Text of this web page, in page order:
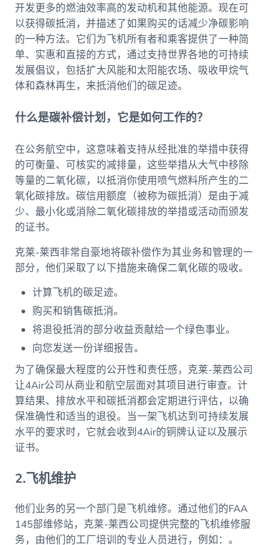
开发更多的燃油效率高的发动机和其他能源。现在可
以获得碳抵消，并描述了如果购买的话减少净碳影响
的一种方法。它们为飞机所有者和乘客提供了一种简
单、实惠和直接的方式，通过支持世界各地的可持续
发展倡议，包括扩大风能和太阳能农场、吸收甲烷气
体和森林再生，来抵消他们的碳足迹。
什么是碳补偿计划，它是如何工作的？
在公务航空中，这意味着支持从经批准的举措中获得
的可衡量、可核实的减排量，这些举措从大气中移除
等量的二氧化碳，以抵消你使用喷气燃料所产生的二
氧化碳排放。碳信用额度（被称为碳抵消）是由于减
少、最小化或消除二氧化碳排放的举措或活动而颁发
的证书。
克莱-莱西非常自豪地将碳补偿作为其业务和管理的一
部分，他们采取了以下措施来确保二氧化碳的吸收。
计算飞机的碳足迹。
购买和销售碳抵消。
将退役抵消的部分收益贡献给一个绿色事业。
向您发送一份详细报告。
为了确保最大程度的公开性和责任感，克莱-莱西公司
让4Air公司从商业和航空层面对其项目进行审查。计
算结果、排放水平和碳抵消都会定期进行评估，以确
保准确性和适当的退役。当一架飞机达到可持续发展
水平的要求时，它就会收到4Air的铜牌认证以及展示
证书。
2.飞机维护
他们业务的另一个部门是飞机维修。通过他们的FAA
145部维修站，克莱-莱西公司提供完整的飞机维修服
务，由他们的工厂培训的专业人员进行，例如：。